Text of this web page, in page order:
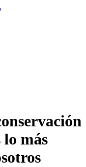
más